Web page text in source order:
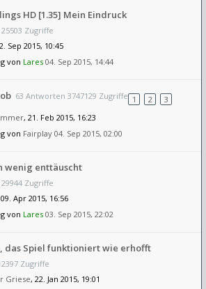
HD [1.35] Mein Eindruck
Zugriffe
Sep 2015, 10:45
von Lares 04. Sep 2015, 14:44
63 Antworten 3747129 Zugriffe 1 2
3
, 21. Feb 2015, 16:23
von Fairplay 04. Sep 2015, 02:00
wenig enttäuscht
Zugriffe
Apr 2015, 16:56
von Lares 03. Sep 2015, 22:02
das Spiel funktioniert wie erhofft
Zugriffe
Griese, 22. Jan 2015, 19:01